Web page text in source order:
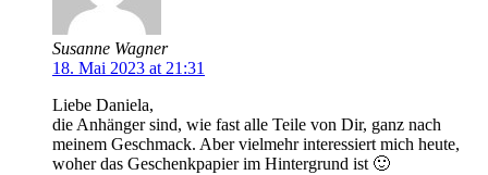
Susanne Wagner
18. Mai 2023 at 21:31
Liebe Daniela,
die Anhänger sind, wie fast alle Teile von Dir, ganz nach
meinem Geschmack. Aber vielmehr interessiert mich heute,
woher das Geschenkpapier im Hintergrund ist 🙂